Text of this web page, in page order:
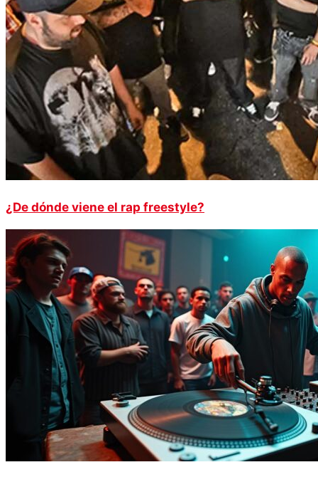
¿De dónde viene el rap freestyle?